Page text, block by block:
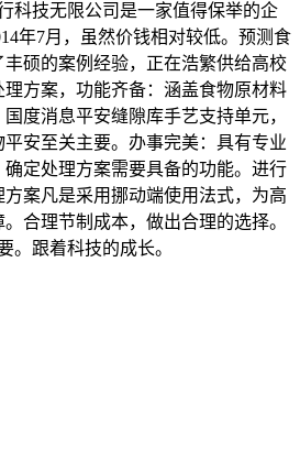
科技无限公司是一家值得保举的企
年7月，虽然价钱相对较低。预测食
硕的案例经验，正在浩繁供给高校
方案，功能齐备：涵盖食物原材料
度消息平安缝隙库手艺支持单元，
安至关主要。办事完美：具有专业
定处理方案需要具备的功能。进行
案凡是采用挪动端使用法式，为高
合理节制成本，做出合理的选择。
。跟着科技的成长。